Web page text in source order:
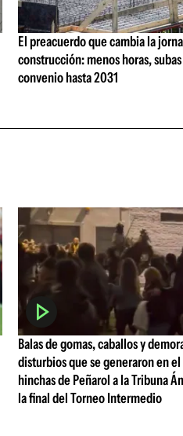
El preacuerdo que cambia la
construcción: menos horas,
convenio hasta 2031
Balas de gomas, caballos y
disturbios que se generaron en
hinchas de Peñarol a la Tribuna
la final del Torneo Intermedio